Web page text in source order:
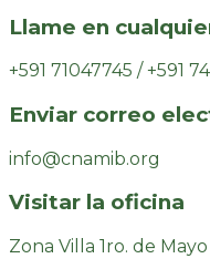
Llame en
+591 71047745 / +591
Enviar correo
info@cnamib.org
Visitar la oficina
Zona Villa 1ro. de